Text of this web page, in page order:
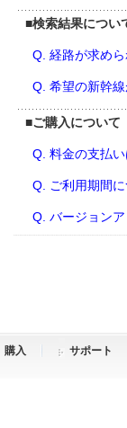
■検索結果につい
Q. 経路が求め
Q. 希望の新幹
■ご購入について
Q. 料金の支払
Q. ご利用期間
Q. バージョン
購入 サポート